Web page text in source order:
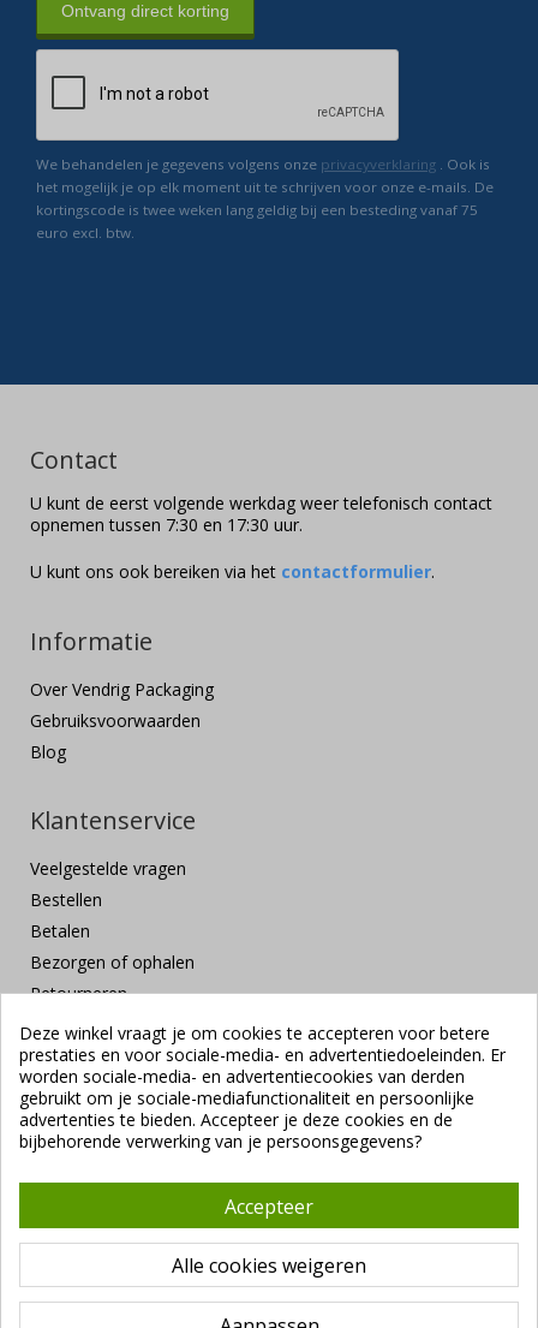
Ontvang direct korting
We behandelen je gegevens volgens onze privacyverklaring . Ook is
het mogelijk je op elk moment uit te schrijven voor onze e-mails. De
kortingscode is twee weken lang geldig bij een besteding vanaf 75
euro excl. btw.
Contact
U kunt de eerst volgende werkdag weer telefonisch contact
opnemen tussen 7:30 en 17:30 uur.
U kunt ons ook bereiken via het contactformulier.
Informatie
Over Vendrig Packaging
Gebruiksvoorwaarden
Blog
Klantenservice
Veelgestelde vragen
Bestellen
Betalen
Bezorgen of ophalen
Retourneren
Klachten en suggesties
Contact
Veilig betalen
Vendrig Packaging B.V.1941 - 2026 |
voorwaarden|VUNL branchevoorwaarden|Privacybeleid
Deze winkel vraagt je om cookies te accepteren voor betere
prestaties en voor sociale-media- en advertentiedoeleinden. Er
worden sociale-media- en advertentiecookies van derden
gebruikt om je sociale-mediafunctionaliteit en persoonlijke
advertenties te bieden. Accepteer je deze cookies en de
bijbehorende verwerking van je persoonsgegevens?
Accepteer
Alle cookies weigeren